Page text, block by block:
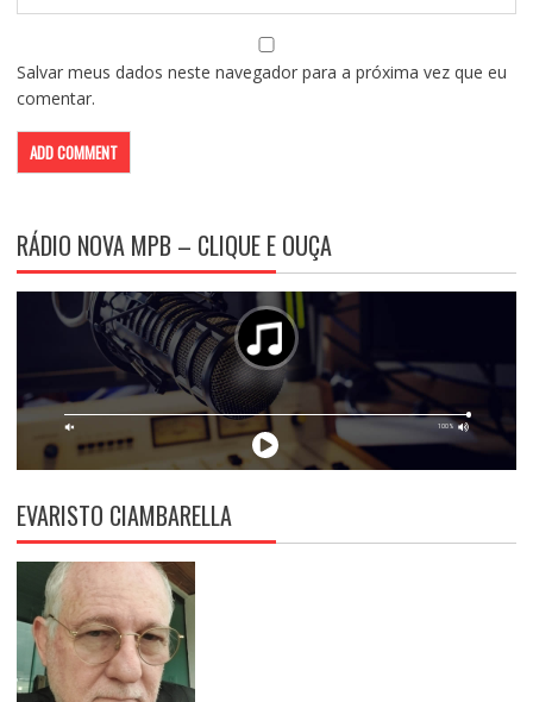
Salvar meus dados neste navegador para a próxima vez que eu
comentar.
RÁDIO NOVA MPB – CLIQUE E OUÇA
EVARISTO CIAMBARELLA